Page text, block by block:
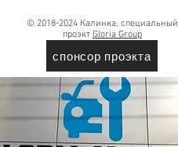
© 2018-2024 Калинка, специальный
проэкт Gloria Group
спонсор проэкта